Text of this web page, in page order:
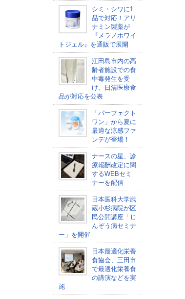
シミ・シワに1
品で対応！アリ
ナミン製薬が
『メラノホワイ
トジェル』を通販で展開
江田島市内の高
齢者施設での食
中毒発生を受
け、日清医療食
品が対応を公表
「パーフェクト
ワン」から夏に
最適な涼感ファ
ンデが登場！
ナースの星、診
療報酬改定に関
するWEBセミ
ナーを配信
日本医科大学武
蔵小杉病院が区
民公開講座「じ
んぞう病セミナ
ー」を開催
日本最適化栄養
食協会、三田市
で最適化栄養食
の講演などを実
施